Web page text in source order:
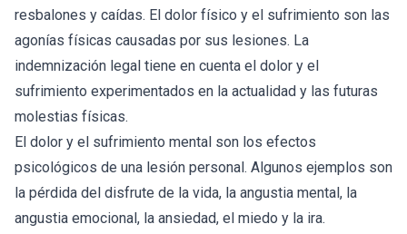
resbalones y caídas. El dolor físico y el sufrimiento son las
agonías físicas causadas por sus lesiones. La
indemnización legal tiene en cuenta el dolor y el
sufrimiento experimentados en la actualidad y las futuras
molestias físicas.
El dolor y el sufrimiento mental son los efectos
psicológicos de una lesión personal. Algunos ejemplos son
la pérdida del disfrute de la vida, la angustia mental, la
angustia emocional, la ansiedad, el miedo y la ira.